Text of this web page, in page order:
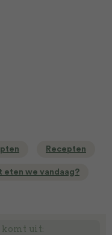
Recepten
eten we vandaag?
uit: